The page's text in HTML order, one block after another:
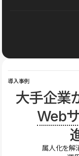
導入事例
大手企業
Web
属人化を解